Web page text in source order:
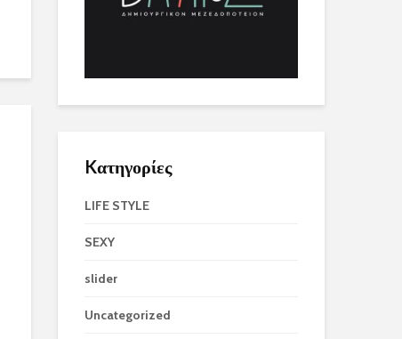
Kατηγορίες
LIFE STYLE
SEXY
slider
Uncategorized